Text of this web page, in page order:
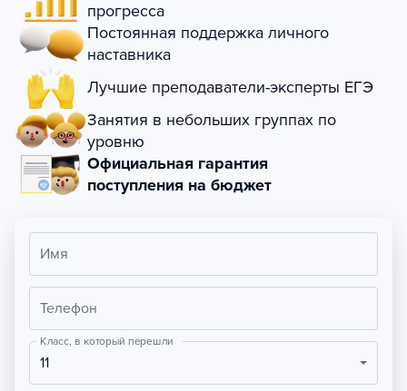
прогресса
Постоянная поддержка личного
наставника
Лучшие преподаватели-эксперты ЕГЭ
Занятия в небольших группах по
уровню
Официальная гарантия
поступления на бюджет
Имя
Телефон
Класс, в который перешли
11